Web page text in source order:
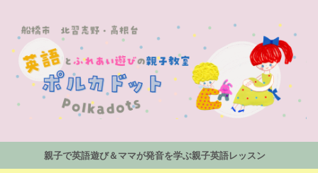
親子で英語遊び＆ママが発音を学ぶ親子英語レッスン